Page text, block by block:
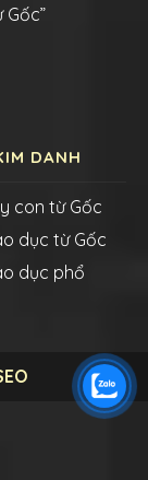
DANH
con từ Gốc
dục từ Gốc
dục phổ